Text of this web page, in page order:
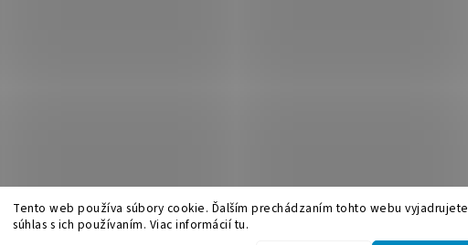
Tento web používa súbory cookie. Ďalším prechádzaním tohto webu vyjadrujete
súhlas s ich používaním. Viac informácií tu.